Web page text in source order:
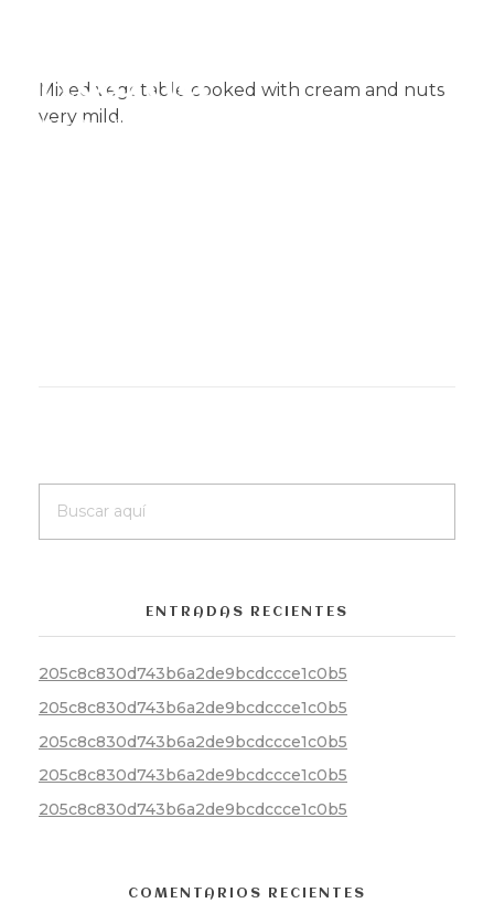
Mixed vegetable cooked with cream and nuts
very mild.​
ENTRADAS RECIENTES
205c8c830d743b6a2de9bcdccce1c0b5
205c8c830d743b6a2de9bcdccce1c0b5
205c8c830d743b6a2de9bcdccce1c0b5
205c8c830d743b6a2de9bcdccce1c0b5
205c8c830d743b6a2de9bcdccce1c0b5
COMENTARIOS RECIENTES